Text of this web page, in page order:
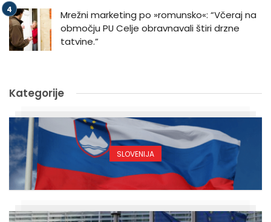
Mrežni marketing po »romunsko«: “Včeraj na
območju PU Celje obravnavali štiri drzne
tatvine.”
Kategorije
SLOVENIJA